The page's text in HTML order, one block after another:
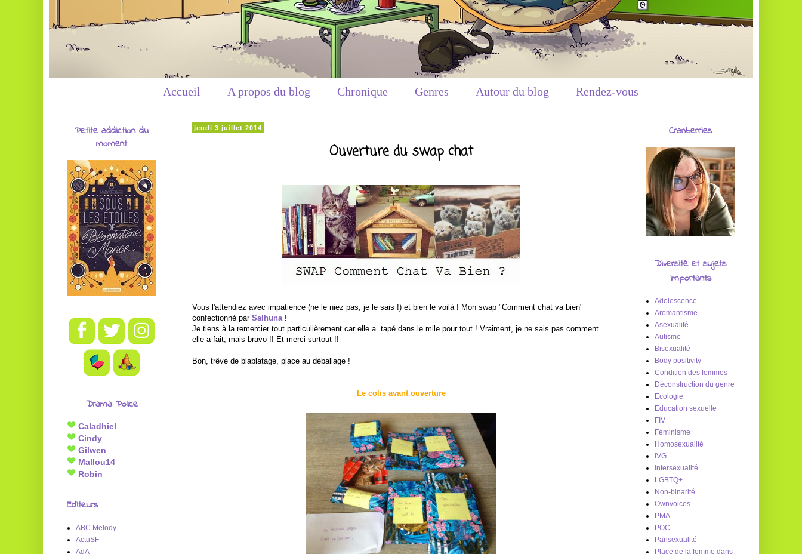
Accueil A propos du blog Chronique Genres Autour du blog Rendez-vous
jeudi 3 juillet 2014
Ouverture du swap chat
Vous l'attendiez avec impatience (ne le niez pas, je le sais !) et bien le voilà ! Mon swap "Comment chat va bien"
confectionné par Salhuna !
Je tiens à la remercier tout particulièrement car elle a tapé dans le mile pour tout ! Vraiment, je ne sais pas comment
elle a fait, mais bravo !! Et merci surtout !!
Bon, trêve de blablatage, place au déballage !
Le colis avant ouverture
Petite addiction du
moment
Drama Police
Caladhiel
Cindy
Gilwen
Mallou14
Robin
Editeurs
ABC Melody
ActuSF
AdA
Cranberries
Diversité et sujets
importants
Adolescence
Aromantisme
Asexualité
Autisme
Bisexualité
Body positivity
Condition des femmes
Déconstruction du genre
Ecologie
Education sexuelle
FIV
Féminisme
Homosexualité
IVG
Intersexualité
LGBTQ+
Non-binarité
Ownvoices
PMA
POC
Pansexualité
Place de la femme dans